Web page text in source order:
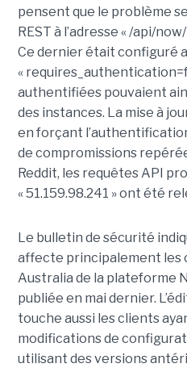
pensent que le problème
REST à l’adresse « /api/
Ce dernier était configuré
«
authentifiées pouvaient
des instances. La mise à
en forçant
de compromissions
Reddit, les requêtes API
« 51.159.98.241 » ont été
Le bulletin de sécurité
affecte principalement les
Australia de la plateforme
publiée en mai dernier.
touche aussi les clients
modifications de
utilisant des versions